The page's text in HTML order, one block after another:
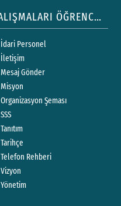
ULUSLARARASI GENÇLİK ÇALIŞMALARI ÖĞRENCİ TOPLULUĞU
İdari Personel
İletişim
Mesaj Gönder
Misyon
Organizasyon Şeması
SSS
Tanıtım
Tarihçe
Telefon Rehberi
Vizyon
Yönetim